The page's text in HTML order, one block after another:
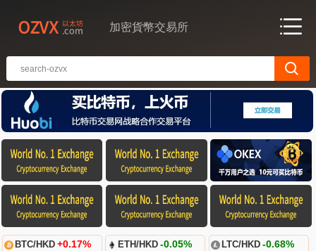
加密貨幣交易所
BTC/HKD +0.17% ETH/HKD -0.05% LTC/HKD -0.68%